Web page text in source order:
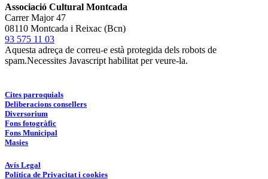
Associació Cultural Montcada
Carrer Major 47
08110 Montcada i Reixac (Bcn)
93 575 11 03
Aquesta adreça de correu-e està protegida dels robots de
spam.Necessites Javascript habilitat per veure-la.
Cites parroquials
Deliberacions consellers
Diversorium
Fons fotogràfic
Fons Municipal
Masies
Avís Legal
Política de Privacitat i cookies